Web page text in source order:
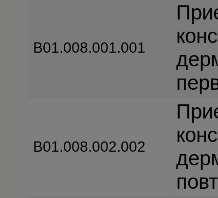
В01.008.001.001
В01.008.002.002